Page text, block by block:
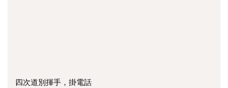
四次道別揮手，掛電話